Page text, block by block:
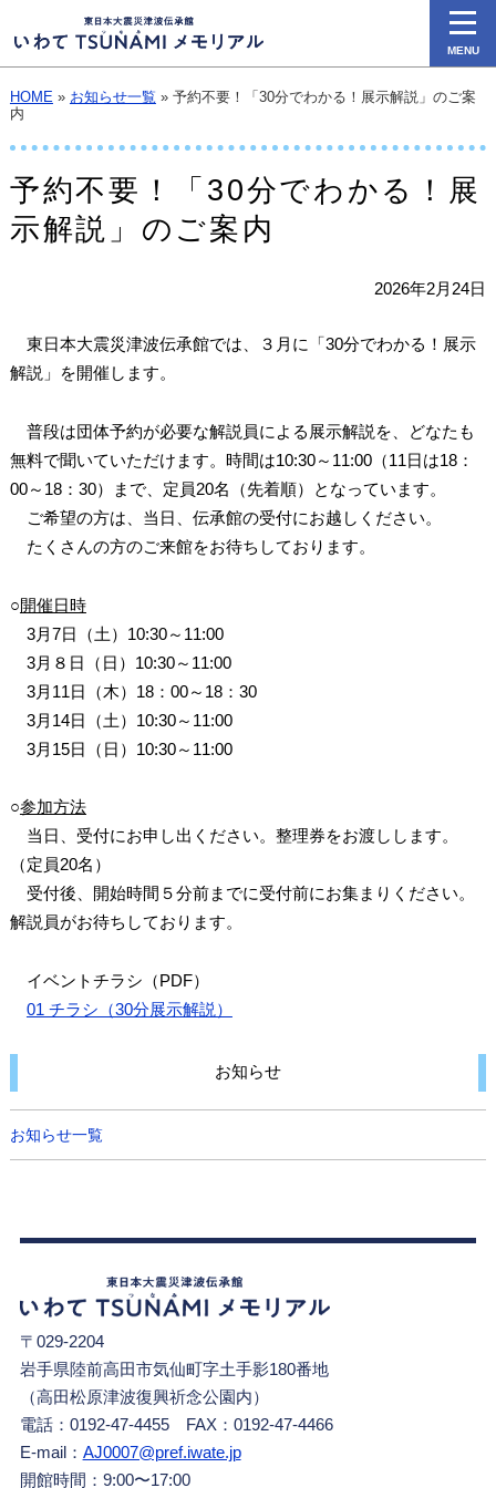
HOME» お知らせ一覧 » 予約不要！「30分でわかる！展示解説」のご案
内
予約不要！「30分でわかる！展
示解説」のご案内
2026年2月24日
東日本大震災津波伝承館では、３月に「30分でわかる！展示
解説」を開催します。
普段は団体予約が必要な解説員による展示解説を、どなたも
無料で聞いていただけます。時間は10:30～11:00（11日は18：
00～18：30）まで、定員20名（先着順）となっています。
ご希望の方は、当日、伝承館の受付にお越しください。
たくさんの方のご来館をお待ちしております。
○開催日時
3月7日（土）10:30～11:00
3月８日（日）10:30～11:00
3月11日（木）18：00～18：30
3月14日（土）10:30～11:00
3月15日（日）10:30～11:00
○参加方法
当日、受付にお申し出ください。整理券をお渡しします。
（定員20名）
受付後、開始時間５分前までに受付前にお集まりください。
解説員がお待ちしております。
イベントチラシ（PDF）
01 チラシ（30分展示解説）
お知らせ
お知らせ一覧
〒029-2204
岩手県陸前高田市気仙町字土手影180番地
（高田松原津波復興祈念公園内）
電話：0192-47-4455 FAX：0192-47-4466
E-mail： AJ0007@pref.iwate.jp
開館時間：9:00〜17:00
MENU